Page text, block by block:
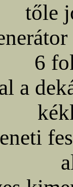
tőle
6
a